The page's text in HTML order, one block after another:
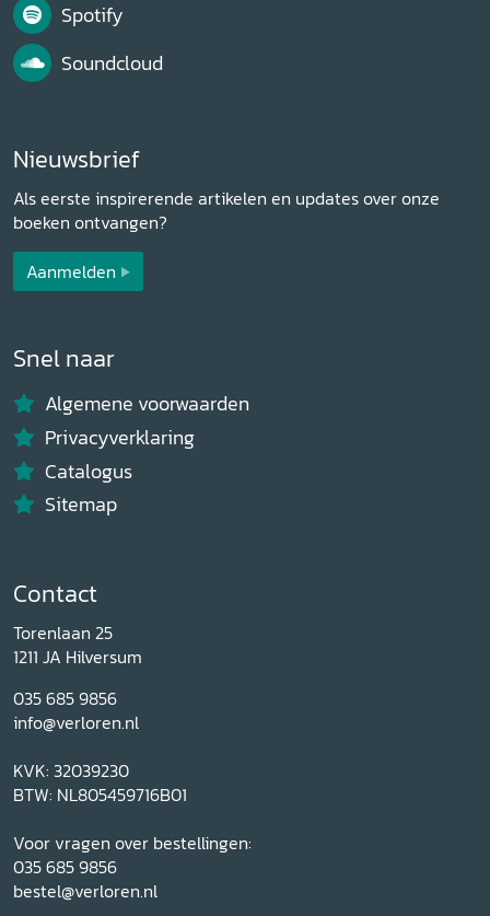
Spotify
Soundcloud
Nieuwsbrief
Als eerste inspirerende artikelen en updates over onze
boeken ontvangen?
Aanmelden
Snel naar
Algemene voorwaarden
Privacyverklaring
Catalogus
Sitemap
Contact
Torenlaan 25
1211 JA Hilversum
035 685 9856
info@verloren.nl
KVK: 32039230
BTW: NL805459716B01
Voor vragen over bestellingen:
035 685 9856
bestel@verloren.nl